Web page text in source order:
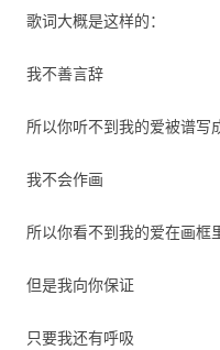
歌词大概是这样的：
我不善言辞
所以你听不到我的爱被谱写
我不会作画
所以你看不到我的爱在画框
但是我向你保证
只要我还有呼吸